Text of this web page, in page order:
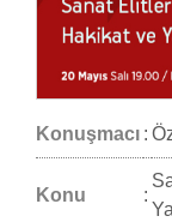
Konuşmacı :
Konu :